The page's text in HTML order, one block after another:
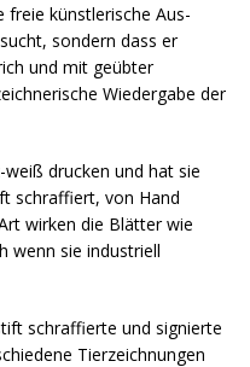
freie künstlerische Aus­
sondern dass er
und mit geübter
Wiedergabe der
drucken und hat sie
schraffiert, von Hand
wirken die Blätter wie
wenn sie industriell
schraffierte und signierte
Tierzeichnungen